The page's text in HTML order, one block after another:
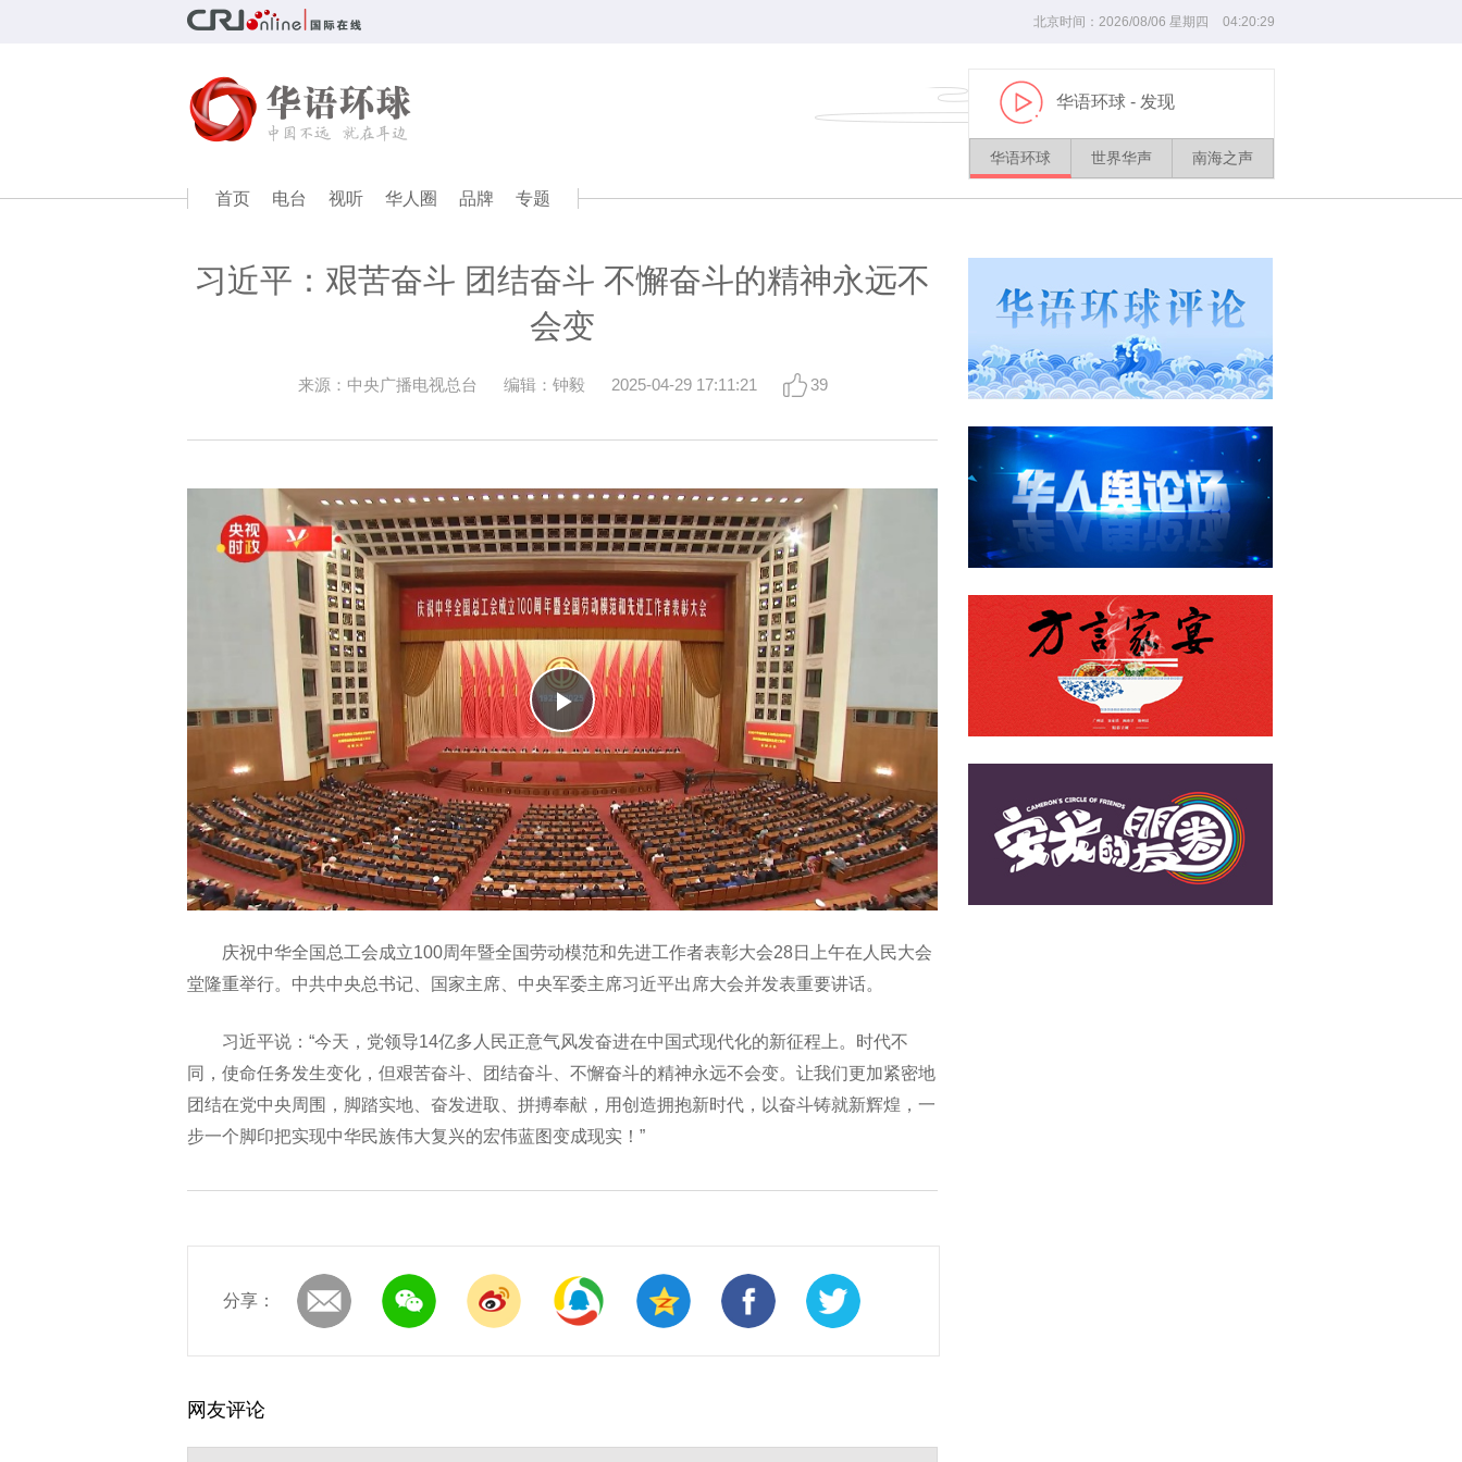
北京时间： 2026/08/06 星期四 04:20:29
播
放
华语环球 - 发现
华语环球 世界华声 南海之声
首页 电台 视听 华人圈 品牌 专题
习近平：艰苦奋斗 团结奋斗 不懈奋斗的精神永远不
会变
来源：中央广播电视总台 编辑：钟毅 2025-04-29 17:11:21 39
播
放
庆祝中华全国总工会成立100周年暨全国劳动模范和先进工作者表彰大会28日上午在人民大会
堂隆重举行。中共中央总书记、国家主席、中央军委主席习近平出席大会并发表重要讲话。
习近平说：“今天，党领导14亿多人民正意气风发奋进在中国式现代化的新征程上。时代不
同，使命任务发生变化，但艰苦奋斗、团结奋斗、不懈奋斗的精神永远不会变。让我们更加紧密地
团结在党中央周围，脚踏实地、奋发进取、拼搏奉献，用创造拥抱新时代，以奋斗铸就新辉煌，一
步一个脚印把实现中华民族伟大复兴的宏伟蓝图变成现实！”
分享：
网友评论